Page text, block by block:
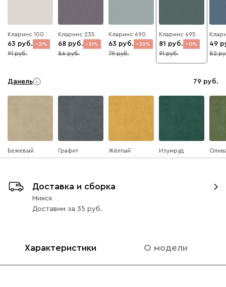
Кларинс 100
63 31
91
Кларинс 235
68 21
86
Кларинс 690
63 20
79
Кларинс 695
81 11
91
49
82
Данель 79
Бежевый Графит Жёлтый Изумруд
Ультра
(Mustard)
(Smoke)
(Coral)
Доставка и сборка
Минск
Доставим за 35
Характеристики О модели